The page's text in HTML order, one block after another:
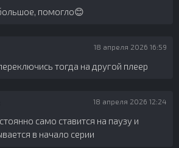
помогло😊
18 апреля 2026 16:59
тогда на другой плеер
18 апреля 2026 12:24
само ставится на паузу и
в начало серии